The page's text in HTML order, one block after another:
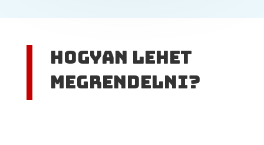
Hogyan lehet
megrendelni?